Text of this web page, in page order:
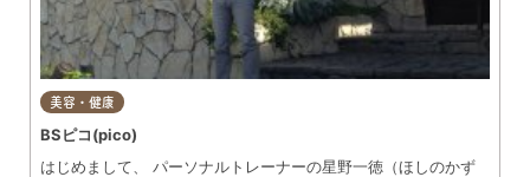
遊ぶ・楽しむ
美容・健康
BSピコ(pico)
はじめまして、 パーソナルトレーナーの星野一徳（ほしのかず